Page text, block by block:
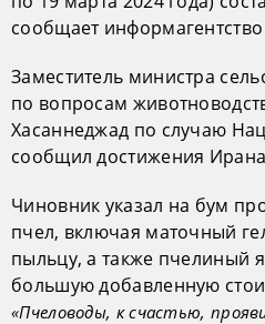
сообщает
Заместитель министра
по вопросам
Хасаннеджад по случаю
сообщил достижения
Чиновник указал на бум
пчел, включая маточный
пыльцу, а также пчелиный
большую добавленную
«Пчеловоды, к счастью,